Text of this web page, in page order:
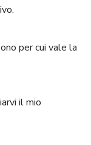
per cui vale la
il mio